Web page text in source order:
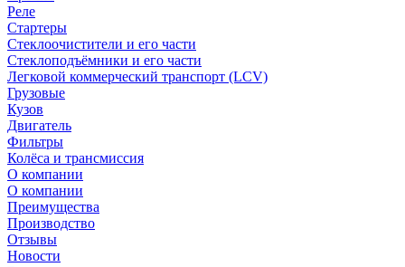
Реле
Стартеры
Стеклоочистители и его части
Стеклоподъёмники и его части
Легковой коммерческий транспорт (LCV)
Грузовые
Кузов
Двигатель
Фильтры
Колёса и трансмиссия
О компании
О компании
Преимущества
Производство
Отзывы
Новости